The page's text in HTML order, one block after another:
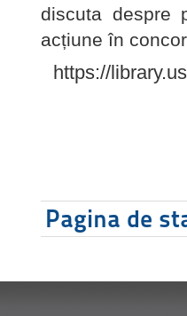
discuta despre
acțiune în
https://
Pagina de